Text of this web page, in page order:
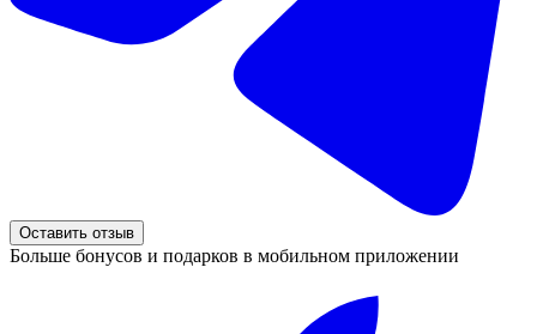
Оставить отзыв
Больше бонусов и подарков в мобильном приложении